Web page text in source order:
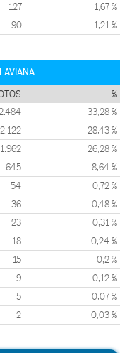
127 1,67 %
90 1,21 %
%
33,28 %
2.122 28,43 %
1.962 26,28 %
645 8,64 %
54 0,72 %
36 0,48 %
23 0,31 %
18 0,24 %
15 0,2 %
9 0,12 %
5 0,07 %
2 0,03 %